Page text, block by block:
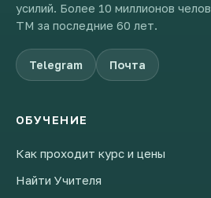
усилий. Более 10 миллионов
ТМ за последние 60 лет.
Telegram Почта
ОБУЧЕНИЕ
Как проходит курс и цены
Найти Учителя